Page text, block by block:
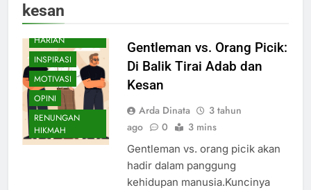
kesan
CATATAN
HARIAN
INSPIRASI
MOTIVASI
OPINI
RENUNGAN
HIKMAH
Gentleman vs. Orang Picik:
Di Balik Tirai Adab dan
Kesan
Arda Dinata
3 tahun
ago
0 3 mins
Gentleman vs. orang picik akan
hadir dalam panggung
kehidupan manusia.Kuncinya